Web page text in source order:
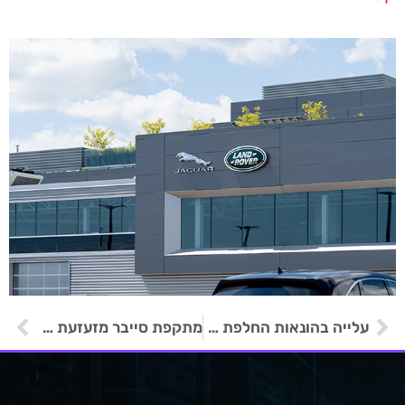
עלייה בהונאות החלפת SIM ברחבי המזרח התיכון מתקפת סייבר מזעזעת חברת נדלן בדרום אפריקה